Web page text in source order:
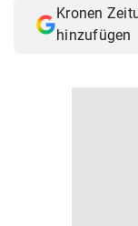
Kronen
hinzufügen